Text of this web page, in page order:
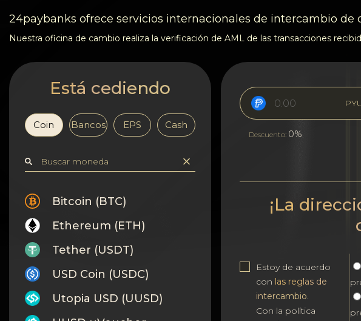
Reseñas
AML/CFT
Confidencialidad
FAQ
Reputación
Mapa del sitio
24paybanks ofrece servicios internacionales de intercambio de
Nuestra oficina de cambio realiza la verificación de AML de las transacciones
Está cediendo
Coin Bancos EPS Cash
Bitcoin (BTC)
Ethereum (ETH)
Tether (USDT)
USD Coin (USDC)
Utopia USD (UUSD)
Descuento: 0%
¡La
Estoy de acuerdo
con las reglas de
intercambio.
Con la política